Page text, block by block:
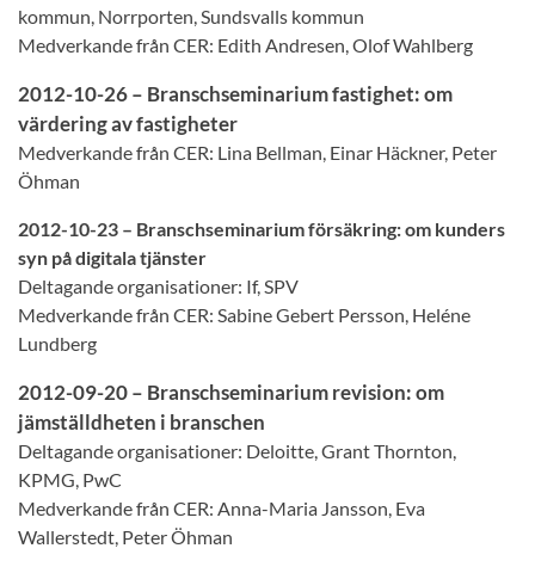
kommun, Norrporten, Sundsvalls kommun
Medverkande från CER: Edith Andresen, Olof Wahlberg
2012-10-26 – Branschseminarium fastighet: om
värdering av fastigheter
Medverkande från CER: Lina Bellman, Einar Häckner, Peter
Öhman
2012-10-23 – Branschseminarium försäkring: om kunders
syn på digitala tjänster
Deltagande organisationer: If, SPV
Medverkande från CER: Sabine Gebert Persson, Heléne
Lundberg
2012-09-20 – Branschseminarium revision: om
jämställdheten i branschen
Deltagande organisationer: Deloitte, Grant Thornton,
KPMG, PwC
Medverkande från CER: Anna-Maria Jansson, Eva
Wallerstedt, Peter Öhman